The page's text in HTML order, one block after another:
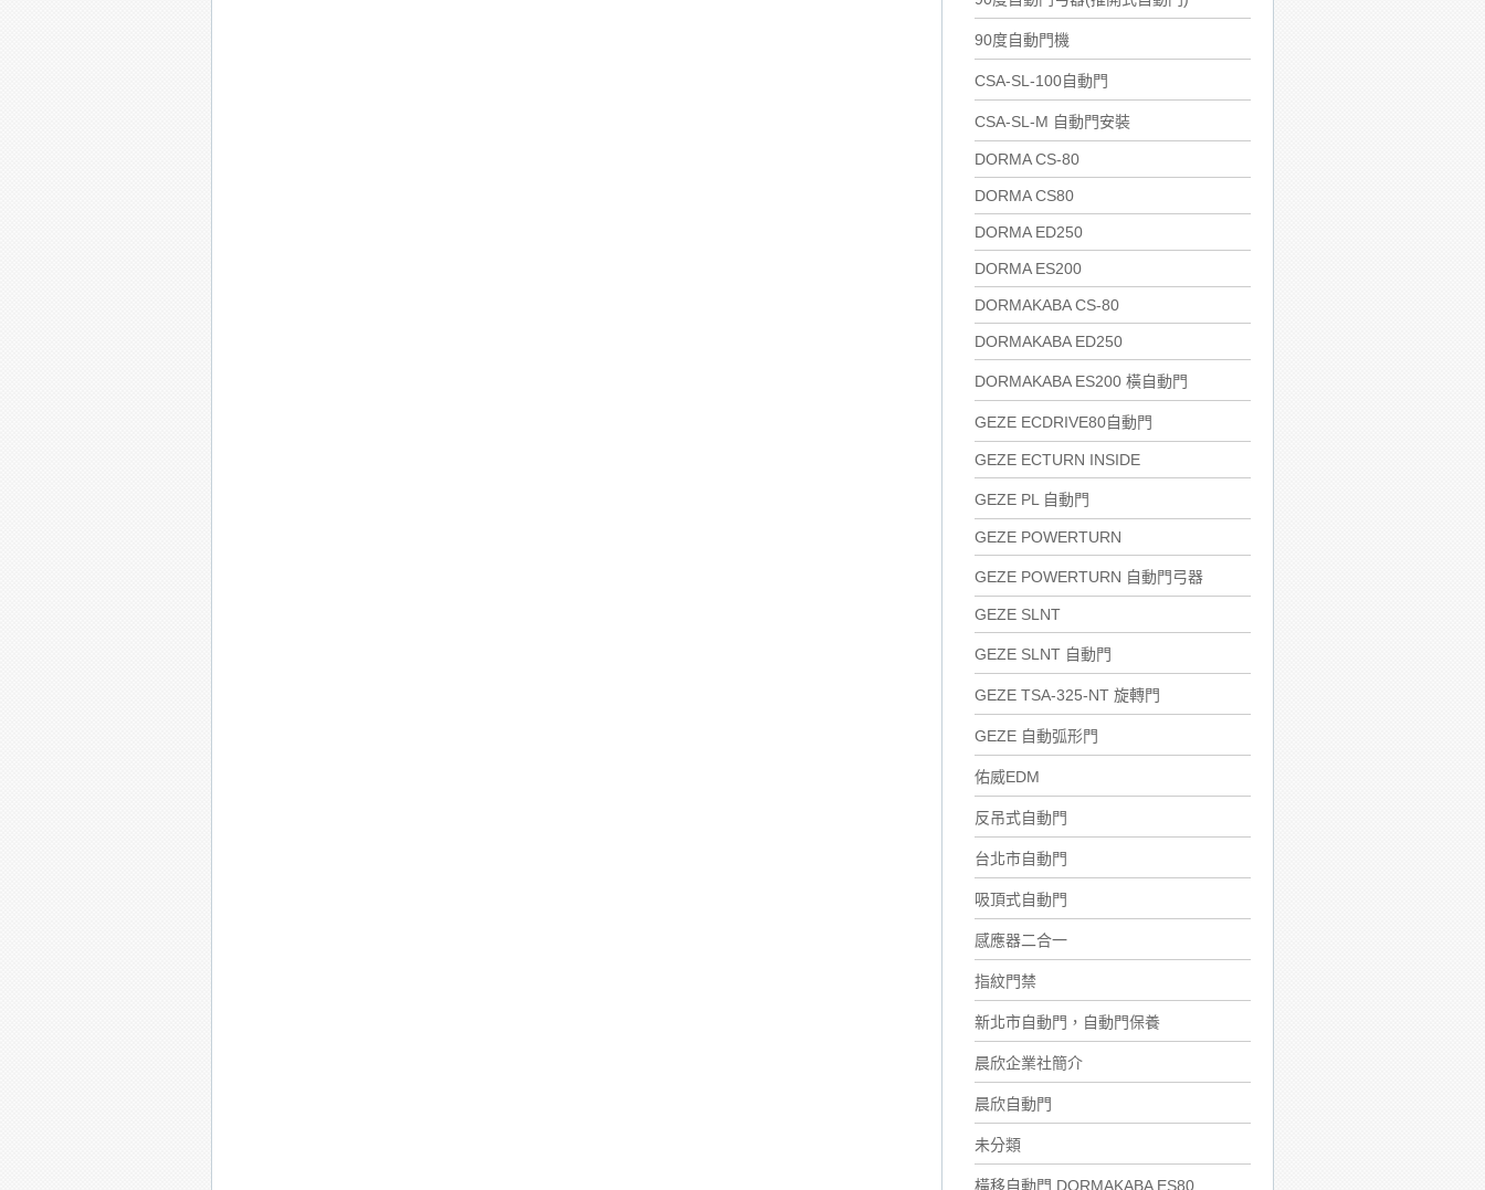
90度自動門機
CSA-SL-100自動門
CSA-SL-M 自動門安裝
DORMA CS-80
DORMA CS80
DORMA ED250
DORMA ES200
DORMAKABA CS-80
DORMAKABA ED250
DORMAKABA ES200 橫自動門
GEZE ECDRIVE80自動門
GEZE ECTURN INSIDE
GEZE PL 自動門
GEZE POWERTURN
GEZE POWERTURN 自動門弓器
GEZE SLNT
GEZE SLNT 自動門
GEZE TSA-325-NT 旋轉門
GEZE 自動弧形門
佑威EDM
反吊式自動門
台北市自動門
吸頂式自動門
感應器二合一
指紋門禁
新北市自動門，自動門保養
晨欣企業社簡介
晨欣自動門
未分類
橫移自動門 DORMAKABA ES80